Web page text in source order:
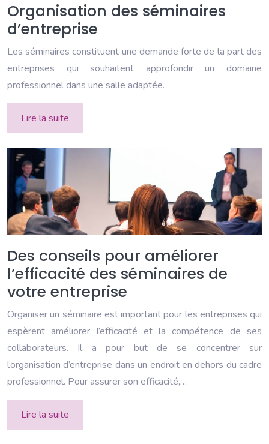
Organisation des séminaires
d’entreprise
Les séminaires constituent une demande forte de la part des
entreprises qui souhaitent approfondir un domaine
professionnel dans une salle adaptée.
Lire la suite
Des conseils pour améliorer
l’efficacité des séminaires de
votre entreprise
Organiser un séminaire est important pour les entreprises qui
espèrent améliorer l’efficacité et la compétence de ses
collaborateurs. Il a pour but de se concentrer sur
l’organisation d’entreprise dans un endroit en dehors du cadre
professionnel. Pour assurer son efficacité,…
Lire la suite